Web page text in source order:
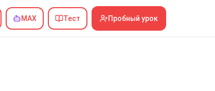
MAX Тест Пробный урок